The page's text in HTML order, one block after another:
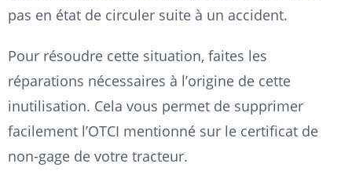
pas en état de circuler suite à un accident.
Pour résoudre cette situation, faites les
réparations nécessaires à l’origine de cette
inutilisation. Cela vous permet de supprimer
facilement l’OTCI mentionné sur le certificat de
non-gage de votre tracteur.